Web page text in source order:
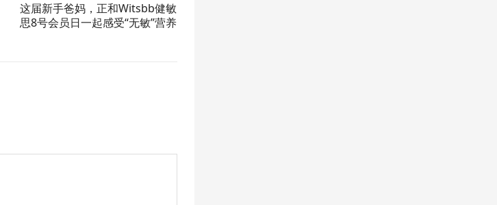
这届新手爸妈，正和Witsbb健敏
思8号会员日一起感受“无敏”营养